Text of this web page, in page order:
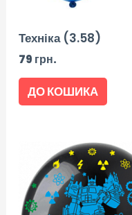
Техніка (3.58)
79 грн.
ДО КОШИКА